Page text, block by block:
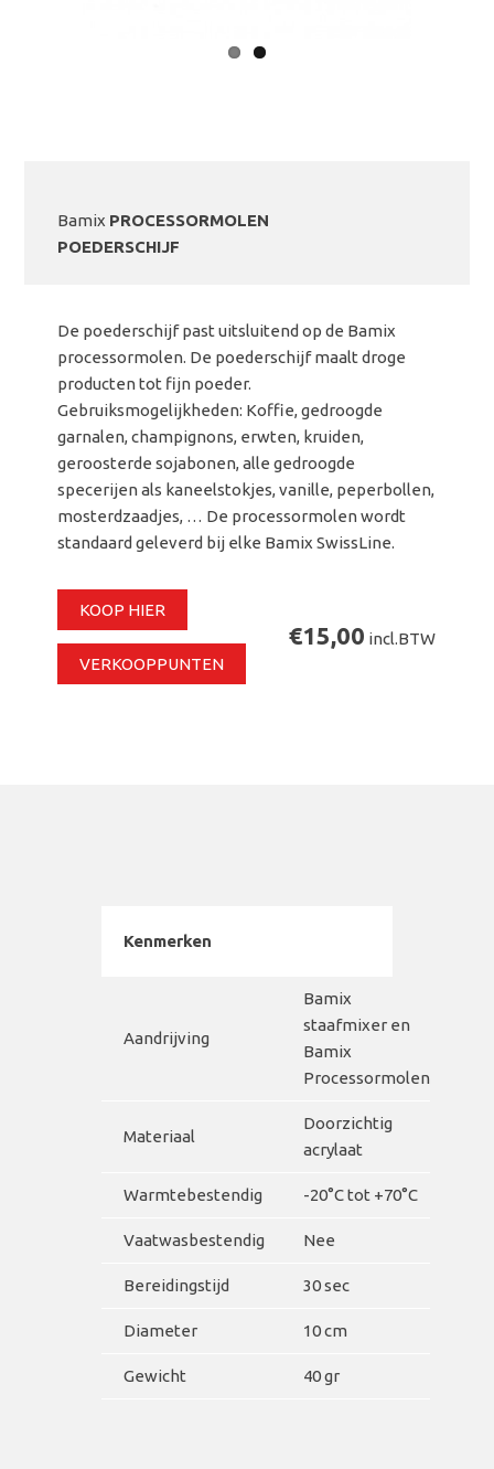
Bamix PROCESSORMOLEN
POEDERSCHIJF
De poederschijf past uitsluitend op de Bamix
processormolen. De poederschijf maalt droge
producten tot fijn poeder.
Gebruiksmogelijkheden: Koffie, gedroogde
garnalen, champignons, erwten, kruiden,
geroosterde sojabonen, alle gedroogde
specerijen als kaneelstokjes, vanille, peperbollen,
mosterdzaadjes, … De processormolen wordt
standaard geleverd bij elke Bamix SwissLine.
KOOP HIER
VERKOOPPUNTEN
€15,00 incl.BTW
Kenmerken
Aandrijving
Bamix
staafmixer en
Bamix
Processormolen
Materiaal
Doorzichtig
acrylaat
Warmtebestendig -20°C tot +70°C
Vaatwasbestendig Nee
Bereidingstijd 30 sec
Diameter 10 cm
Gewicht 40 gr